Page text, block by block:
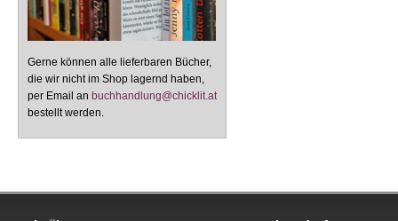
Gerne können alle lieferbaren Bücher,
die wir nicht im Shop lagernd haben,
per Email an buchhandlung@chicklit.at
bestellt werden.